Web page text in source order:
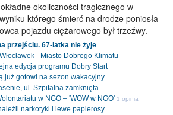
okoliczności tragicznego w
którego śmierć na drodze poniosła
pojazdu ciężarowego był trzeźwy.
przejściu. 67-latka nie żyje
- Miasto Dobrego Klimatu
edycja programu Dobry Start
już gotowi na sezon wakacyjny
ul. Szpitalna zamknięta
w NGO – 'WOW w NGO' 1 opinia
narkotyki i lewe papierosy